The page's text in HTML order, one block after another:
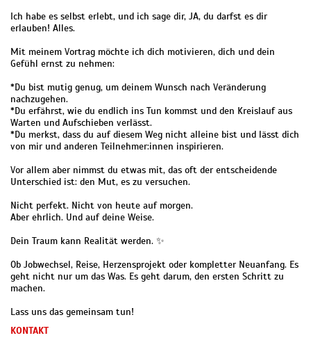
Ich habe es selbst erlebt, und ich sage dir, JA, du darfst es dir
erlauben! Alles.
Mit meinem Vortrag möchte ich dich motivieren, dich und dein
Gefühl ernst zu nehmen:
*Du bist mutig genug, um deinem Wunsch nach Veränderung
nachzugehen.
*Du erfährst, wie du endlich ins Tun kommst und den Kreislauf aus
Warten und Aufschieben verlässt.
*Du merkst, dass du auf diesem Weg nicht alleine bist und lässt dich
von mir und anderen Teilnehmer:innen inspirieren.
Vor allem aber nimmst du etwas mit, das oft der entscheidende
Unterschied ist: den Mut, es zu versuchen.
Nicht perfekt. Nicht von heute auf morgen.
Aber ehrlich. Und auf deine Weise.
Dein Traum kann Realität werden. ✨
Ob Jobwechsel, Reise, Herzensprojekt oder kompletter Neuanfang. Es
geht nicht nur um das Was. Es geht darum, den ersten Schritt zu
machen.
Lass uns das gemeinsam tun!
KONTAKT